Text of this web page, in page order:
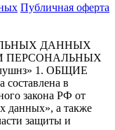
Публичная оферта
ДАННЫХ
ПЕРСОНАЛЬНЫХ
1. ОБЩИЕ
в
закона РФ от
данных», а также
защиты и